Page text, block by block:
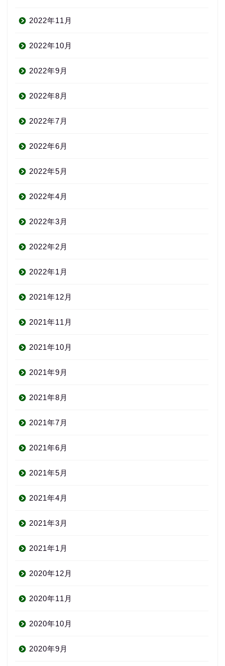
2022年11月
2022年10月
2022年9月
2022年8月
2022年7月
2022年6月
2022年5月
2022年4月
2022年3月
2022年2月
2022年1月
2021年12月
2021年11月
2021年10月
2021年9月
2021年8月
2021年7月
2021年6月
2021年5月
2021年4月
2021年3月
2021年1月
2020年12月
2020年11月
2020年10月
2020年9月